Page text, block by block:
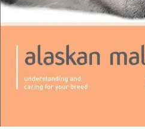
Dog Expert on englanninkielinen,
koiraroduista. Soveltuu niin
suunnittelevalle. Tämä teos kertoo
lukijaa ymmärtämään paremmin
Oikeanlainen hoito ja huolenpito
hyvinvoinnin ja terveen elämän.